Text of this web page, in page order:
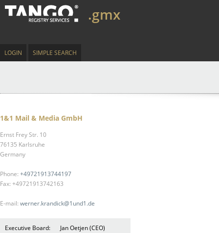
.gmx
LOGIN SIMPLE SEARCH
1&1 Mail & Media GmbH
Ernst Frey Str. 10
76135 Karlsruhe
Germany
Phone: +49721913744197
Fax: +49721913742163
E-mail: werner.krandick@1und1.de
Executive Board:
Jan Oetjen (CEO)